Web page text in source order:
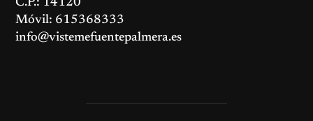
C.P.: 14120
Móvil: 615368333
info@vistemefuentepalmera.es